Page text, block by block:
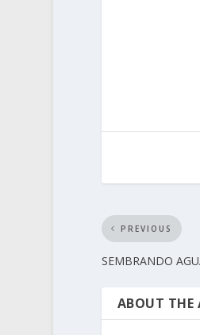
PREVIOUS
SEMBRANDO
ABOUT THE